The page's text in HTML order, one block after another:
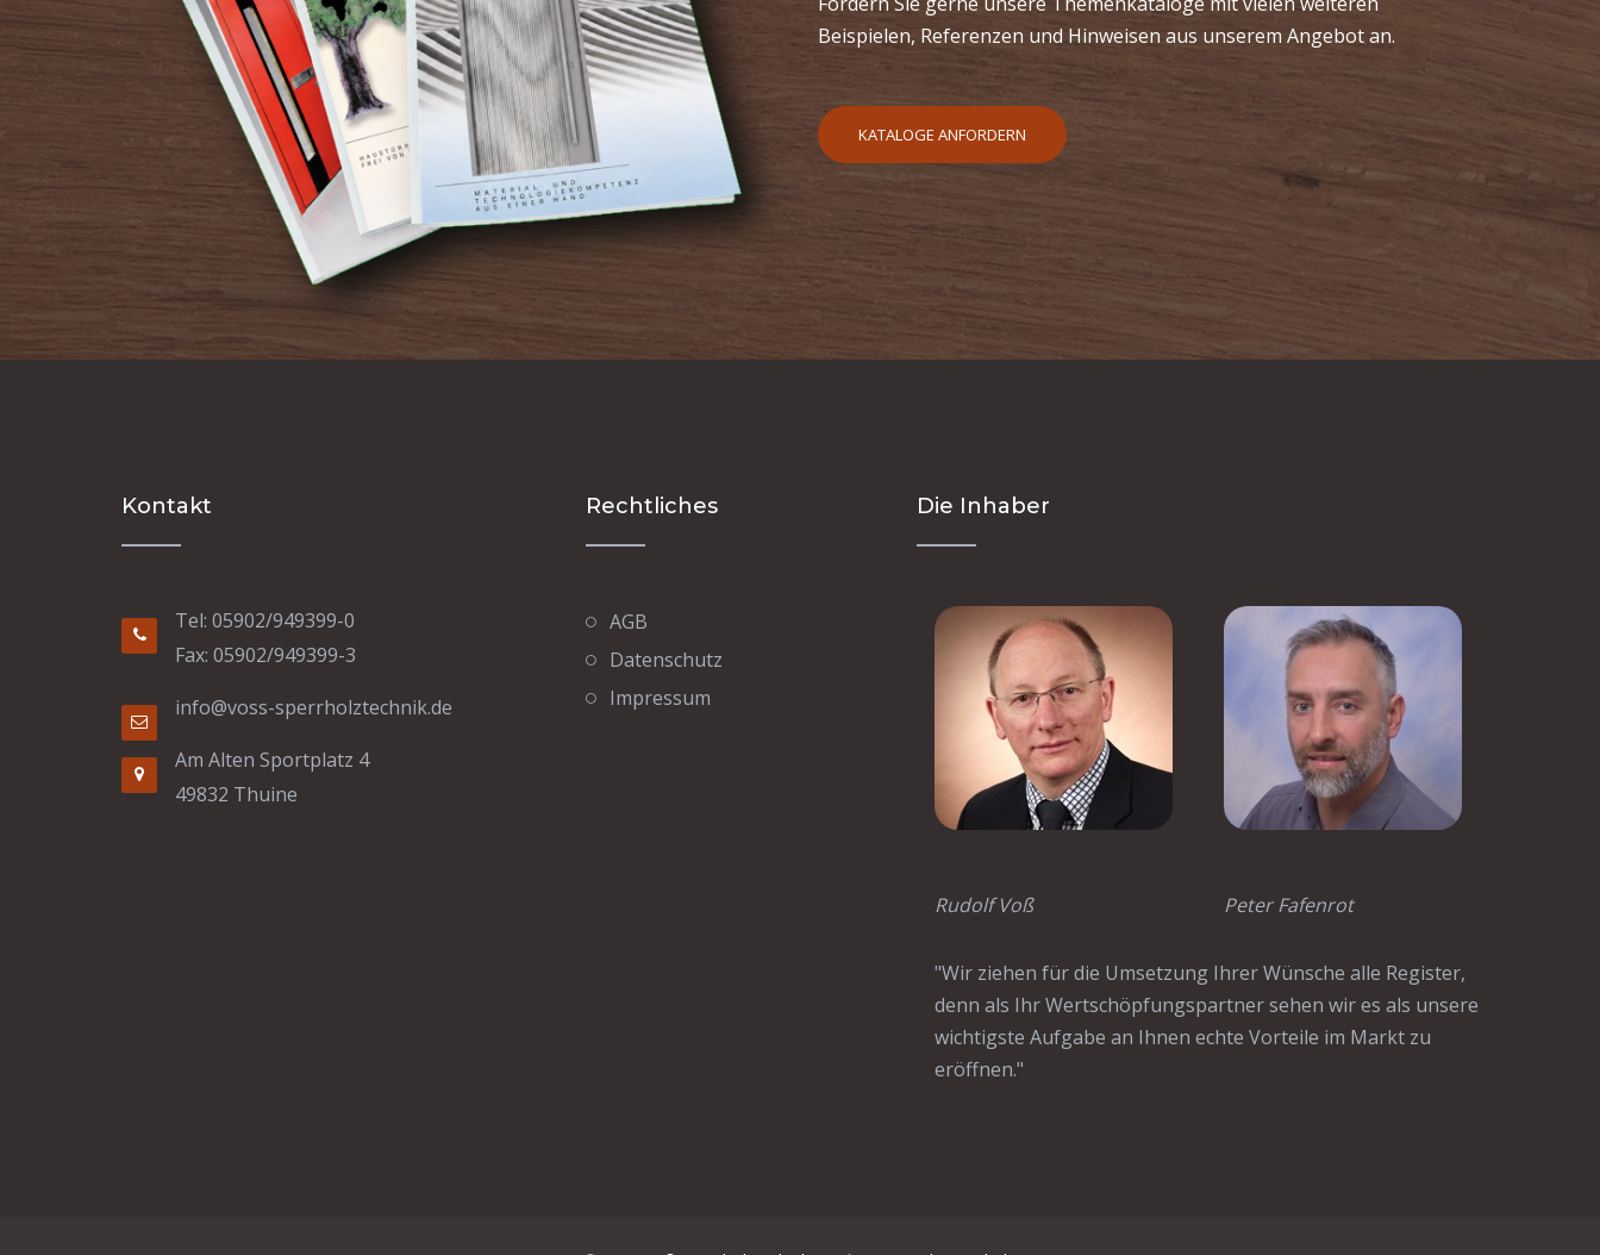
Beispielen, Referenzen und Hinweisen aus unserem Angebot an.
KATALOGE ANFORDERN
Kontakt
Tel: 05902/949399-0
Fax: 05902/949399-3
info@voss-sperrholztechnik.de
Am Alten Sportplatz 4
49832 Thuine
Rechtliches
AGB
Datenschutz
Impressum
Die Inhaber
Rudolf Voß Peter Fafenrot
"Wir ziehen für die Umsetzung Ihrer Wünsche alle Register,
denn als Ihr Wertschöpfungspartner sehen wir es als unsere
wichtigste Aufgabe an Ihnen echte Vorteile im Markt zu
eröffnen."